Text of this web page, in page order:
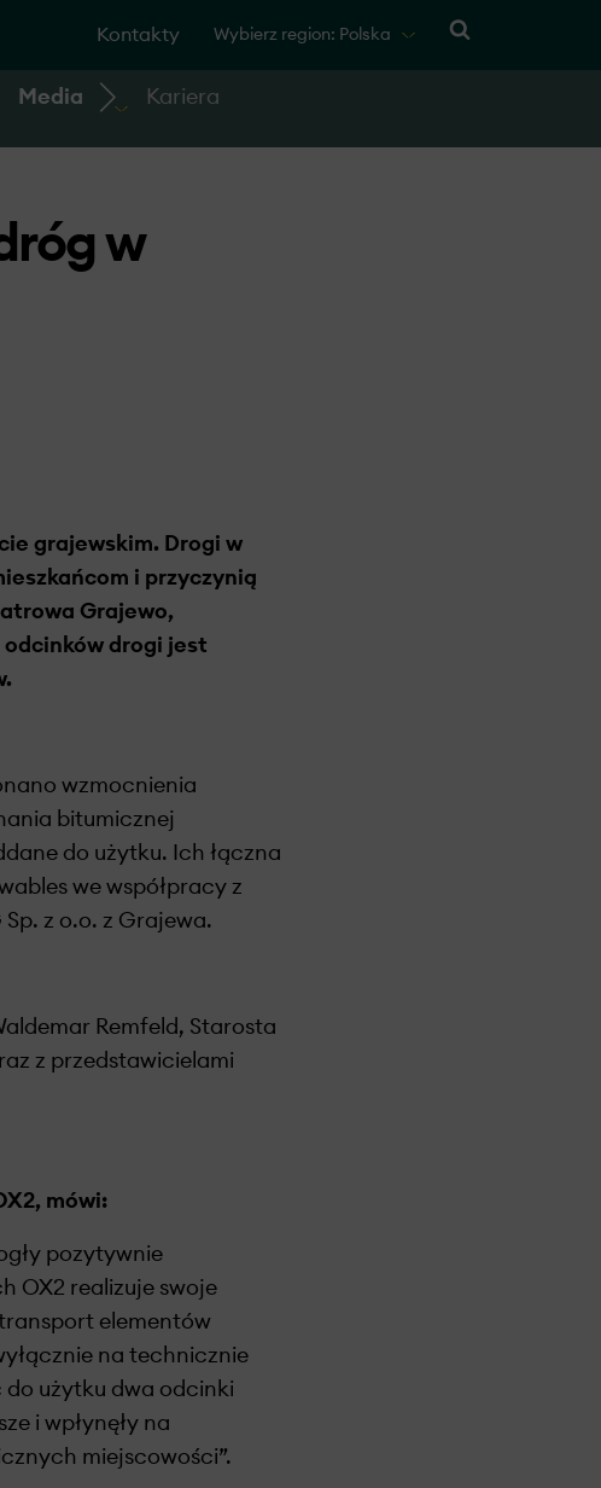
Kontakty Wybierz region: Polska
Media Kariera
w
grajewskim. Drogi w
i przyczynią
Grajewo,
drogi jest
wzmocnienia
bitumicznej
do użytku. Ich łączna
we współpracy z
z o.o. z Grajewa.
Remfeld, Starosta
z przedstawicielami
mówi:
pozytywnie
OX2 realizuje swoje
elementów
na technicznie
do użytku dwa odcinki
i wpłynęły na
miejscowości”.